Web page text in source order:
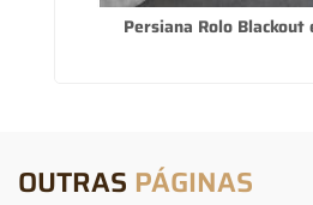
Persiana Rolo
OUTRAS PÁGINAS